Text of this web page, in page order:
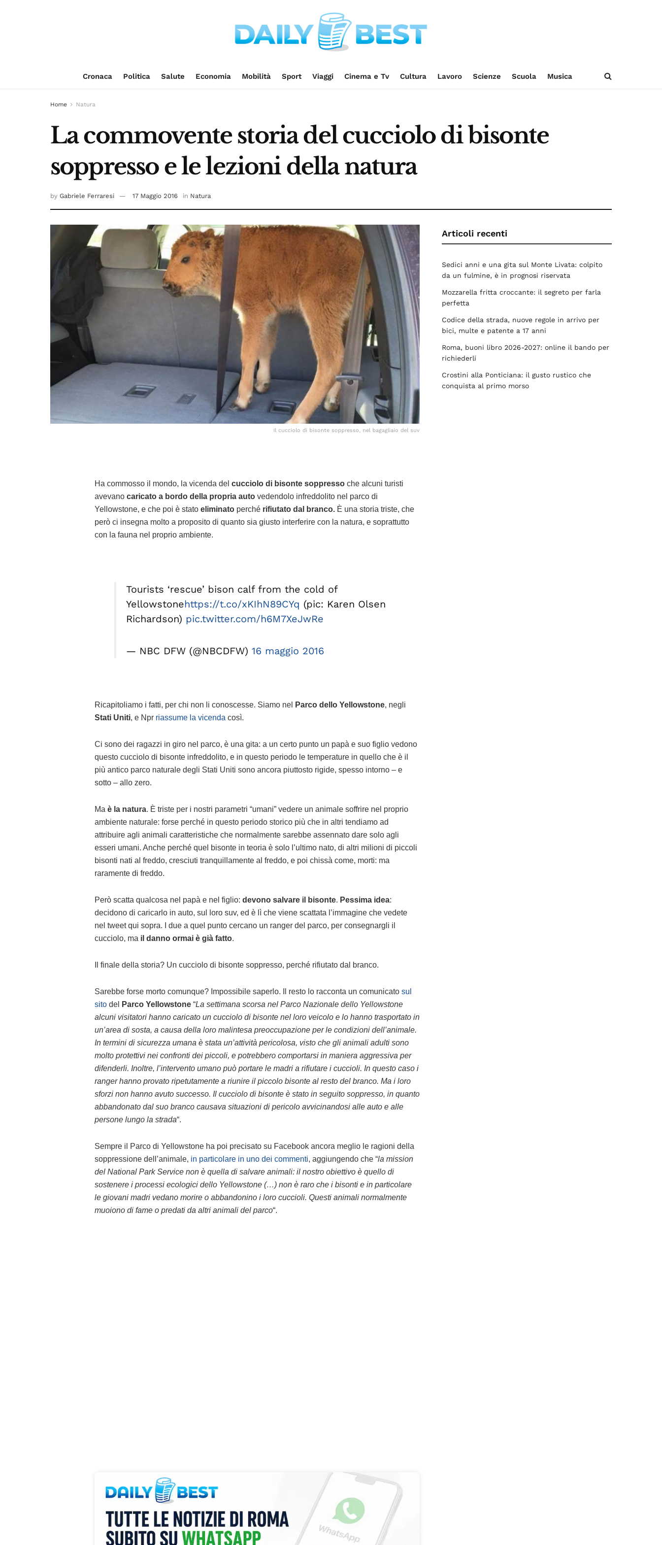
Cronaca Politica Salute Economia Mobilità Sport Viaggi Cinema e Tv Cultura Lavoro Scienze Scuola Musica
Home Natura
La commovente storia del cucciolo di bisonte
soppresso e le lezioni della natura
by Gabriele Ferraresi 17 Maggio 2016 in Natura
Il cucciolo di bisonte soppresso, nel bagagliaio del suv
Ha commosso il mondo, la vicenda del cucciolo di bisonte soppresso che alcuni turisti
avevano caricato a bordo della propria auto vedendolo infreddolito nel parco di
Yellowstone, e che poi è stato eliminato perché rifiutato dal branco. È una storia triste, che
però ci insegna molto a proposito di quanto sia giusto interferire con la natura, e soprattutto
con la fauna nel proprio ambiente.
Tourists ‘rescue’ bison calf from the cold of
Yellowstonehttps://t.co/xKIhN89CYq (pic: Karen Olsen
Richardson) pic.twitter.com/h6M7XeJwRe
— NBC DFW (@NBCDFW) 16 maggio 2016
Ricapitoliamo i fatti, per chi non li conoscesse. Siamo nel Parco dello Yellowstone, negli
Stati Uniti, e Npr riassume la vicenda così.
Ci sono dei ragazzi in giro nel parco, è una gita: a un certo punto un papà e suo figlio vedono
questo cucciolo di bisonte infreddolito, e in questo periodo le temperature in quello che è il
più antico parco naturale degli Stati Uniti sono ancora piuttosto rigide, spesso intorno – e
sotto – allo zero.
Ma è la natura. È triste per i nostri parametri “umani” vedere un animale soffrire nel proprio
ambiente naturale: forse perché in questo periodo storico più che in altri tendiamo ad
attribuire agli animali caratteristiche che normalmente sarebbe assennato dare solo agli
esseri umani. Anche perché quel bisonte in teoria è solo l’ultimo nato, di altri milioni di piccoli
bisonti nati al freddo, cresciuti tranquillamente al freddo, e poi chissà come, morti: ma
raramente di freddo.
Però scatta qualcosa nel papà e nel figlio: devono salvare il bisonte. Pessima idea:
decidono di caricarlo in auto, sul loro suv, ed è lì che viene scattata l’immagine che vedete
nel tweet qui sopra. I due a quel punto cercano un ranger del parco, per consegnargli il
cucciolo, ma il danno ormai è già fatto.
Il finale della storia? Un cucciolo di bisonte soppresso, perché rifiutato dal branco.
Sarebbe forse morto comunque? Impossibile saperlo. Il resto lo racconta un comunicato sul
sito del Parco Yellowstone “La settimana scorsa nel Parco Nazionale dello Yellowstone
alcuni visitatori hanno caricato un cucciolo di bisonte nel loro veicolo e lo hanno trasportato in
un’area di sosta, a causa della loro malintesa preoccupazione per le condizioni dell’animale.
In termini di sicurezza umana è stata un’attività pericolosa, visto che gli animali adulti sono
molto protettivi nei confronti dei piccoli, e potrebbero comportarsi in maniera aggressiva per
difenderli. Inoltre, l’intervento umano può portare le madri a rifiutare i cuccioli. In questo caso i
ranger hanno provato ripetutamente a riunire il piccolo bisonte al resto del branco. Ma i loro
sforzi non hanno avuto successo. Il cucciolo di bisonte è stato in seguito soppresso, in quanto
abbandonato dal suo branco causava situazioni di pericolo avvicinandosi alle auto e alle
persone lungo la strada“.
Sempre il Parco di Yellowstone ha poi precisato su Facebook ancora meglio le ragioni della
soppressione dell’animale, in particolare in uno dei commenti, aggiungendo che “la mission
del National Park Service non è quella di salvare animali: il nostro obiettivo è quello di
sostenere i processi ecologici dello Yellowstone (…) non è raro che i bisonti e in particolare
le giovani madri vedano morire o abbandonino i loro cuccioli. Questi animali normalmente
muoiono di fame o predati da altri animali del parco“.
Articoli recenti
Sedici anni e una gita sul Monte Livata: colpito
da un fulmine, è in prognosi riservata
Mozzarella fritta croccante: il segreto per farla
perfetta
Codice della strada, nuove regole in arrivo per
bici, multe e patente a 17 anni
Roma, buoni libro 2026-2027: online il bando per
richiederli
Crostini alla Ponticiana: il gusto rustico che
conquista al primo morso